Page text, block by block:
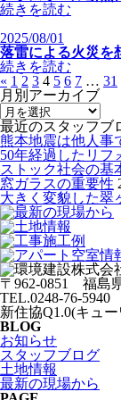
続きを読む
2025/08/01
落雷による火災を
続きを読む
« 1 2 3 4 5 6 7 … 31
月別アーカイブ
最近のスタッフブ
熊本地震は他人事
50年経過したリフ
ストック社会の基
窓ガラスの重要性
大きく変貌した翠
〒962-0851 福島
TEL.0248-76-5940
新住協Q1.0(キュ
BLOG
お知らせ
スタッフブログ
土地情報
最新の現場から